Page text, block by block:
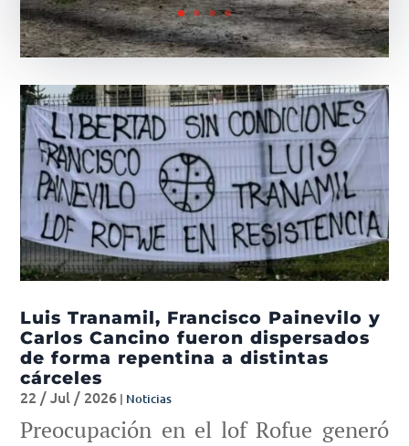
Leer más
Luis Tranamil, Francisco Painevilo y
Carlos Cancino fueron dispersados
de forma repentina a distintas
cárceles
22 / Jul / 2026 | Noticias
Preocupación en el lof Rofue generó